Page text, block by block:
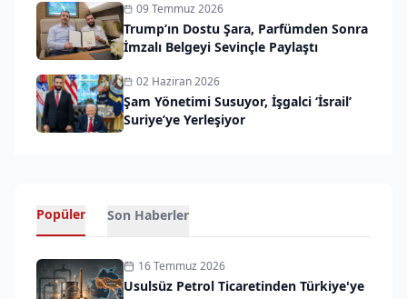
09 Temmuz 2026
Trump’ın Dostu Şara, Parfümden Sonra
İmzalı Belgeyi Sevinçle Paylaştı
02 Haziran 2026
Şam Yönetimi Susuyor, İşgalci ‘İsrail’
Suriye’ye Yerleşiyor
Popüler Son Haberler
16 Temmuz 2026
Usulsüz Petrol Ticaretinden Türkiye'ye